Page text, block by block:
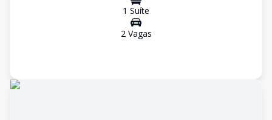
1 Suíte
2Vagas